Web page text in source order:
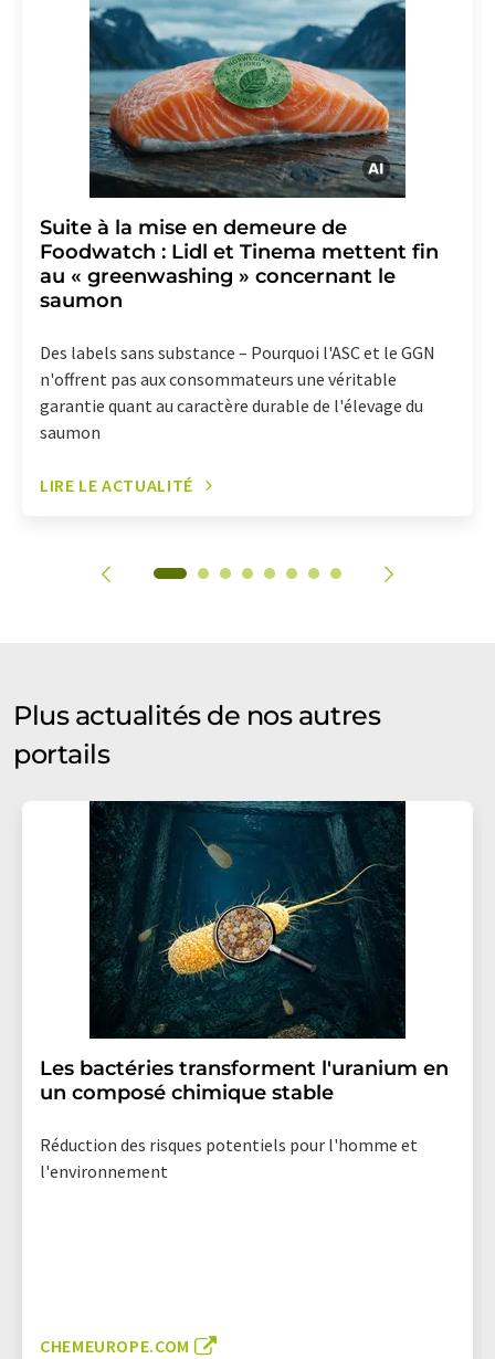
lien pour se désabonner de la newsletter
correspondante.
Suite à la mise en demeure de
Foodwatch : Lidl et Tinema mettent fin
au « greenwashing » concernant le
saumon
Des labels sans substance – Pourquoi l'ASC et le GGN
n'offrent pas aux consommateurs une véritable
garantie quant au caractère durable de l'élevage du
saumon
LIRE LE ACTUALITÉ
Plus actualités de nos autres
portails
Les bactéries transforment l'uranium en
un composé chimique stable
Réduction des risques potentiels pour l'homme et
l'environnement
CHEMEUROPE.COM